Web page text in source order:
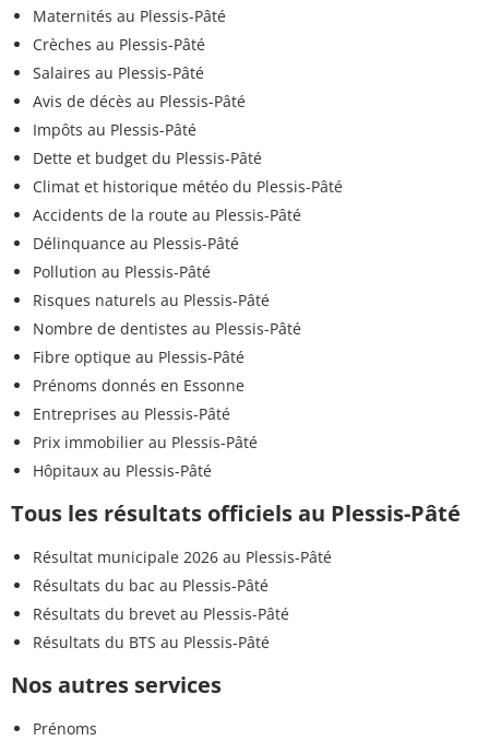
Maternités au Plessis-Pâté
Crèches au Plessis-Pâté
Salaires au Plessis-Pâté
Avis de décès au Plessis-Pâté
Impôts au Plessis-Pâté
Dette et budget du Plessis-Pâté
Climat et historique météo du Plessis-Pâté
Accidents de la route au Plessis-Pâté
Délinquance au Plessis-Pâté
Pollution au Plessis-Pâté
Risques naturels au Plessis-Pâté
Nombre de dentistes au Plessis-Pâté
Fibre optique au Plessis-Pâté
Prénoms donnés en Essonne
Entreprises au Plessis-Pâté
Prix immobilier au Plessis-Pâté
Hôpitaux au Plessis-Pâté
Tous les résultats officiels au Plessis-Pâté
Résultat municipale 2026 au Plessis-Pâté
Résultats du bac au Plessis-Pâté
Résultats du brevet au Plessis-Pâté
Résultats du BTS au Plessis-Pâté
Nos autres services
Prénoms